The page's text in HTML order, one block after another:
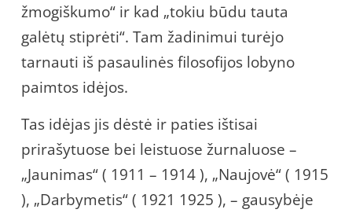
žmogiškumo“ ir kad „tokiu būdu tauta
galėtų stiprėti“. Tam žadinimui turėjo
tarnauti iš pasaulinės filosofijos lobyno
paimtos idėjos.
Tas idėjas jis dėstė ir paties ištisai
prirašytuose bei leistuose žurnaluose –
„Jaunimas“ ( 1911 – 1914 ), „Naujovė“ ( 1915
), „Darbymetis“ ( 1921 1925 ), – gausybėje